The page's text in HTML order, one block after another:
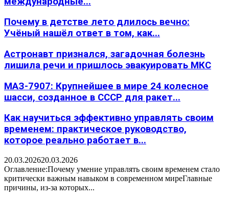
Почему в детстве лето длилось вечно:
Учёный нашёл ответ в том, как...
Астронавт признался, загадочная болезнь
лишила речи и пришлось эвакуировать МКС
МАЗ-7907: Крупнейшее в мире 24 колесное
шасси, созданное в СССР для ракет...
Как научиться эффективно управлять своим
временем: практическое руководство,
которое реально работает в...
20.03.202620.03.2026
Оглавление:Почему умение управлять своим временем стало
критически важным навыком в современном миреГлавные
причины, из-за которых...